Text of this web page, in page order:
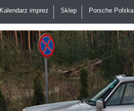
Kalendarz imprez Sklep Porsche Polska